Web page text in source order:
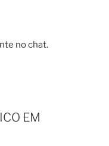
no chat.
EM